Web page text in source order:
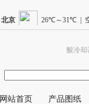
我公司是耐硫酸冷
网站首页 产品图纸